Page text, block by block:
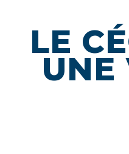
LE
UNE